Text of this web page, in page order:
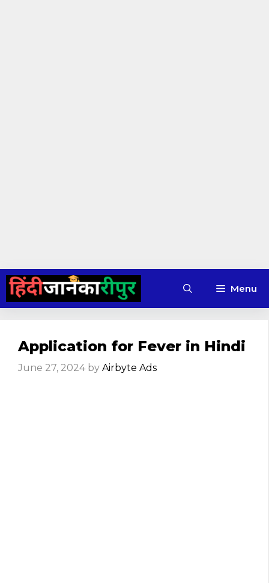
Skip
content
Menu
Application for Fever in Hindi
June 27, 2024 by Airbyte Ads